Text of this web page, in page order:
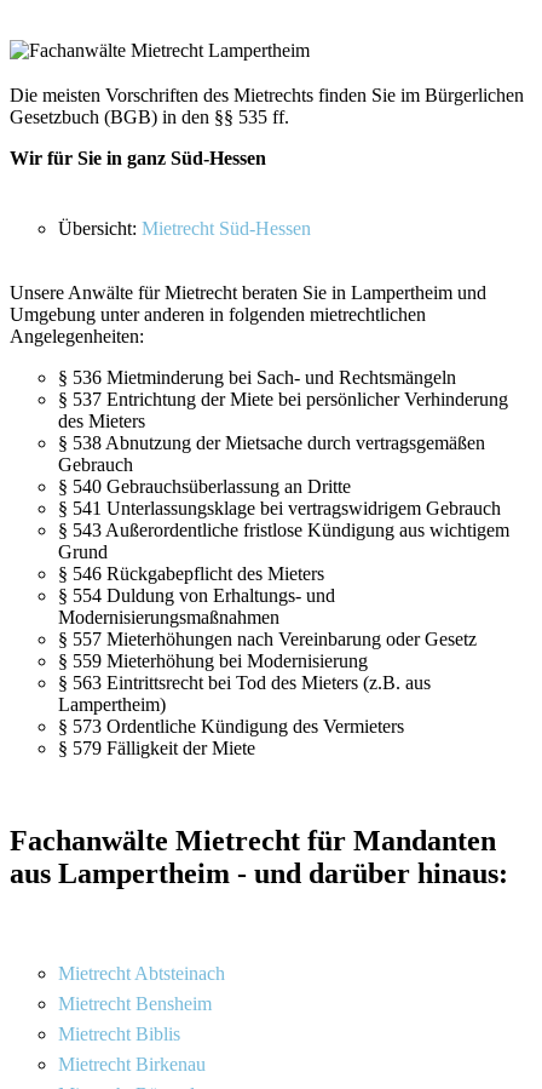
Die meisten Vorschriften des Mietrechts finden Sie im Bürgerlichen
Gesetzbuch (BGB) in den §§ 535 ff.
Wir für Sie in ganz Süd-Hessen
Übersicht: Mietrecht Süd-Hessen
Unsere Anwälte für Mietrecht beraten Sie in Lampertheim und
Umgebung unter anderen in folgenden mietrechtlichen
Angelegenheiten:
§ 536 Mietminderung bei Sach- und Rechtsmängeln
§ 537 Entrichtung der Miete bei persönlicher Verhinderung
des Mieters
§ 538 Abnutzung der Mietsache durch vertragsgemäßen
Gebrauch
§ 540 Gebrauchsüberlassung an Dritte
§ 541 Unterlassungsklage bei vertragswidrigem Gebrauch
§ 543 Außerordentliche fristlose Kündigung aus wichtigem
Grund
§ 546 Rückgabepflicht des Mieters
§ 554 Duldung von Erhaltungs- und
Modernisierungsmaßnahmen
§ 557 Mieterhöhungen nach Vereinbarung oder Gesetz
§ 559 Mieterhöhung bei Modernisierung
§ 563 Eintrittsrecht bei Tod des Mieters (z.B. aus
Lampertheim)
§ 573 Ordentliche Kündigung des Vermieters
§ 579 Fälligkeit der Miete
Fachanwälte Mietrecht für Mandanten
aus Lampertheim - und darüber hinaus:
Mietrecht Abtsteinach
Mietrecht Bensheim
Mietrecht Biblis
Mietrecht Birkenau